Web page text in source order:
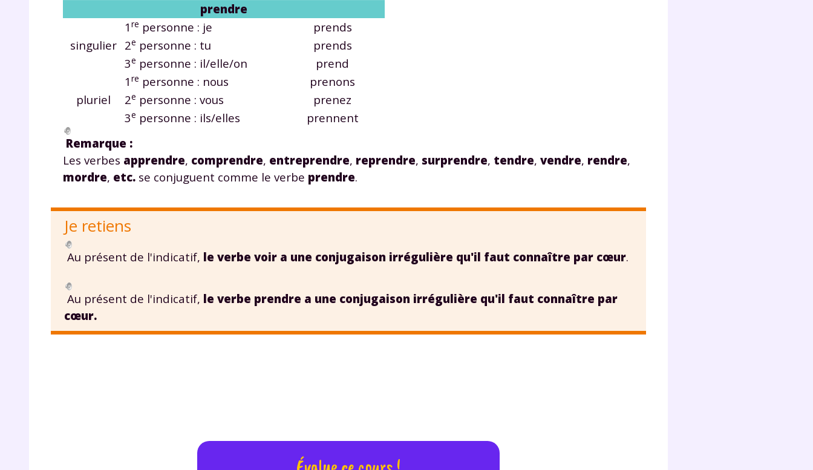
prendre
singulier
1 re personne : je
prends
2e personne : tu
prends
3e personne : il/elle/on prend
pluriel
1 re personne : nous
prenons
2e personne : vous
prenez
3e personne : ils/elles
prennent
Remarque :
Les verbes apprendre, comprendre, entreprendre, reprendre, surprendre, tendre, vendre, rendre,
mordre, etc. se conjuguent comme le verbe prendre.
Je retiens
Au présent de l'indicatif, le verbe voir a une conjugaison irrégulière qu'il faut connaître par cœur.
Au présent de l'indicatif, le verbe prendre a une conjugaison irrégulière qu'il faut connaître par
cœur.
Envie de progresser et de
réussir votre année scolaire ?
Testez gratuitement pendant 24h
Fiches de cours et vidéos
TESTER GRATUITEMENT
consentez à ce que vos données à caractère personnel soient traitées par SEJER, sous la
Votre adresse e-mail sera exclusivement utilisée pour vous envoyer notre
newsletter. Vous pourrez vous désinscrire à tout moment, à travers le lien de
désinscription présent dans chaque newsletter. Pour en savoir plus sur la gestion